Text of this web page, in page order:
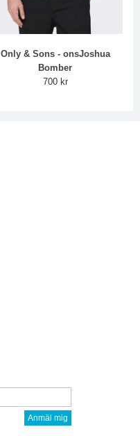
Only & Sons - onsJoshua
Bomber
700 kr
Anmäl mig